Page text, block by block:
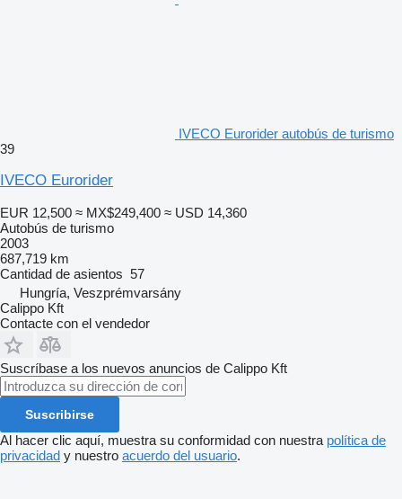
IVECO Eurorider autobús de turismo
39
IVECO Eurorider
EUR 12,500 ≈ MX$249,400 ≈ USD 14,360
Autobús de turismo
2003
687,719 km
Cantidad de asientos 57
Hungría, Veszprémvarsány
Calippo Kft
Contacte con el vendedor
Suscríbase a los nuevos anuncios de Calippo Kft
Suscribirse
Al hacer clic aquí, muestra su conformidad con nuestra política de
privacidad y nuestro acuerdo del usuario.